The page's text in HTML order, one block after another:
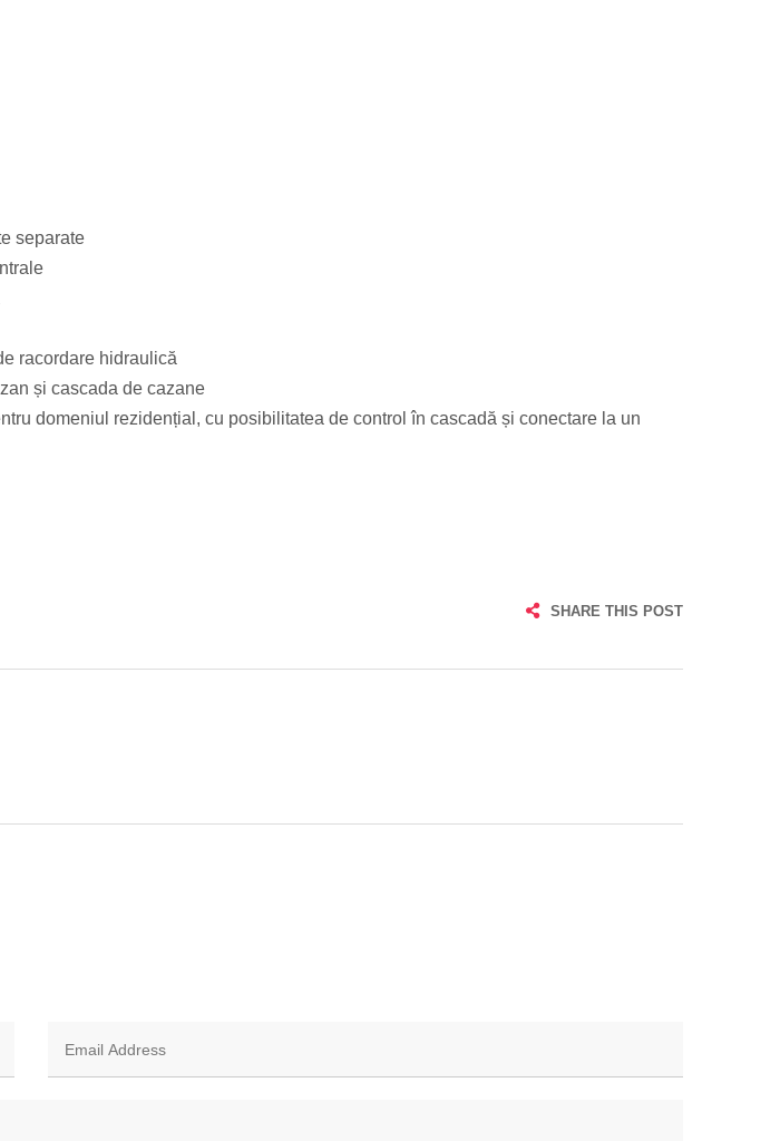
separate
racordare hidraulică
și cascada de cazane
domeniul rezidențial, cu posibilitatea de control în cascadă și conectare la un
SHARE THIS POST